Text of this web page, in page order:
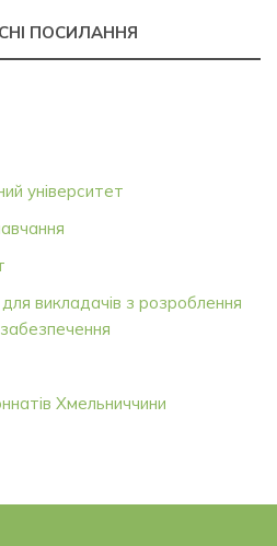
ПОСИЛАННЯ
університет
викладачів з розроблення
Хмельниччини